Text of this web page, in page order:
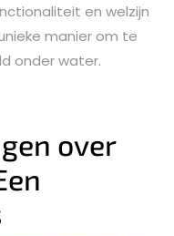
en welzijn
manier om te
onder water.
over